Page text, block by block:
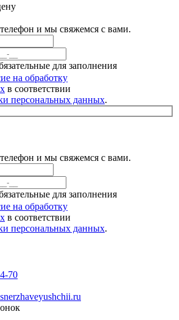
и мы свяжемся с вами.
для заполнения
на обработку
в соответствии
персональных данных.
и мы свяжемся с вами.
для заполнения
на обработку
в соответствии
персональных данных.
70